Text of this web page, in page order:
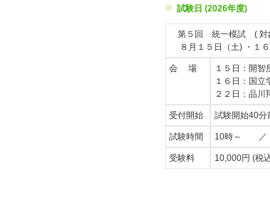
試験日 (2026年度)
第５回 統一模試 ( 対
８月１５日（土) ・１
会 場
１５日：開智
１６日：国立
２２日：品川
受付開始 試験開始40分
試験時間 10時～ ／
受験料 10,000円 (税